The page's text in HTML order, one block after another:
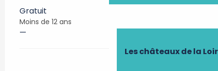
Les châteaux de la
Gratuit
Moins de 12 ans
—